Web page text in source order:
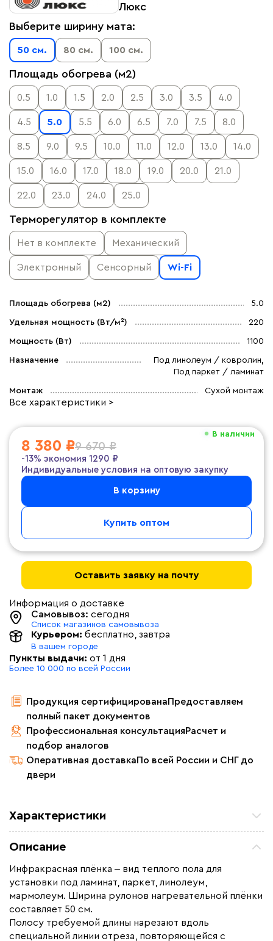
Люкс
Выберите ширину мата:
50 см. 80 см. 100 см.
Площадь обогрева (м2)
0.5 1.0 1.5 2.0 2.5 3.0 3.5 4.0
4.5 5.0 5.5 6.0 6.5 7.0 7.5 8.0
8.5 9.0 9.5 10.0 11.0 12.0 13.0 14.0
15.0 16.0 17.0 18.0 19.0 20.0 21.0
22.0 23.0 24.0 25.0
Терморегулятор в комплекте
Нет в комплекте Механический
Электронный Сенсорный Wi-Fi
Площадь обогрева (м2) 5.0
Удельная мощность (Вт/м²) 220
Мощность (Вт) 1100
Назначение
Под линолеум / ковролин,
Под паркет / ламинат
Монтаж Сухой монтаж
Все характеристики >
В наличии
8 380 ₽9 670 ₽
-13% экономия 1290 ₽
Индивидуальные условия на оптовую закупку
В корзину
Купить оптом
Оставить заявку на почту
Информация о доставке
Самовывоз: сегодня
Список магазинов самовывоза
Курьером: бесплатно , завтра
В вашем городе
Пункты выдачи: от 1 дня
Более 10 000 по всей России
Продукция сертифицированаПредоставляем
полный пакет документов
Профессиональная консультацияРасчет и
подбор аналогов
Оперативная доставкаПо всей России и СНГ до
двери
Характеристики
Мощность (Вт)
Назначение
Под линолеум / ковролин,
Монтаж Сухой монтаж
Описание
Инфракрасная плёнка ‒ вид теплого пола для
установки под ламинат, паркет, линолеум,
мармолеум. Ширина рулонов нагревательной плёнки
составляет 50 см.
Полосу требуемой длины нарезают вдоль
специальной линии отреза, повторяющейся с